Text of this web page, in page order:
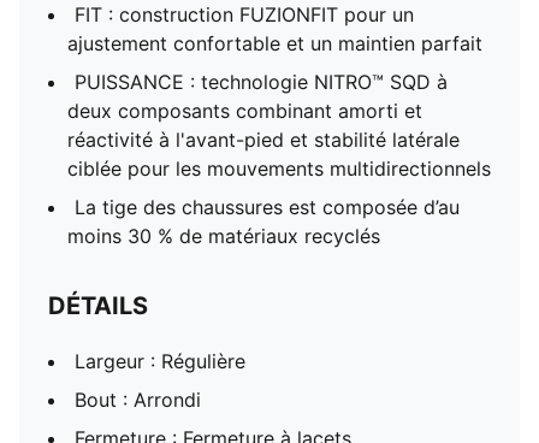
FIT : construction FUZIONFIT pour un
ajustement confortable et un maintien parfait
PUISSANCE : technologie NITRO™ SQD à
deux composants combinant amorti et
réactivité à l'avant-pied et stabilité latérale
ciblée pour les mouvements multidirectionnels
La tige des chaussures est composée d’au
moins 30 % de matériaux recyclés
DÉTAILS
Largeur : Régulière
Bout : Arrondi
Fermeture : Fermeture à lacets